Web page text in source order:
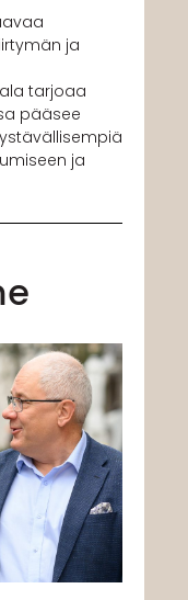
ja
tarjoaa
pääsee
ja